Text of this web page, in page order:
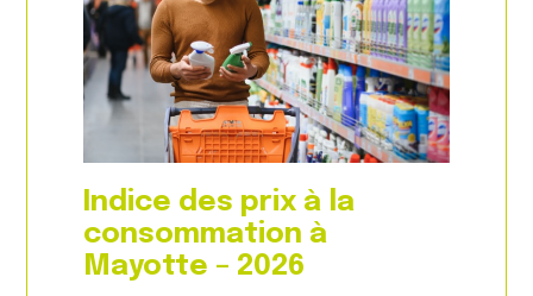
n
d
e
l
’
i
n
d
u
s
t
r
i
r
i
x
à
l
a
c
o
n
s
o
m
Indice des prix à la
consommation à
Mayotte – 2026